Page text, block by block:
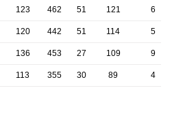
123 462 51 121 6
120 442 51 114 5
136 453 27 109 9
113 355 30 89 4